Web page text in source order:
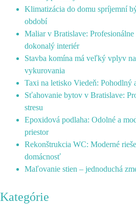
Klimatizácia do domu spríjemní
období
Maliar v Bratislave:
dokonalý interiér
Stavba komína má veľký vplyv
vykurovania
Taxi na letisko Viedeň: Pohodlný
Sťahovanie bytov v Bratislave:
stresu
Epoxidová podlaha: Odolné a
priestor
Rekonštrukcia WC: Moderné
domácnosť
Maľovanie stien – jednoduchá
Kategórie